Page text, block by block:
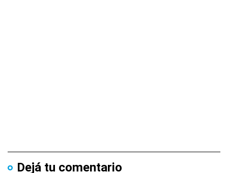
Dejá tu comentario